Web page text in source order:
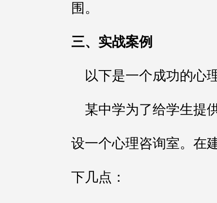
围。
三、实战案例
以下是一个成功的心
某中学为了给学生提
设一个心理咨询室。在
下几点：